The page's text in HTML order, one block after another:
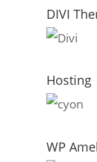
DIVI
Hosting
WP